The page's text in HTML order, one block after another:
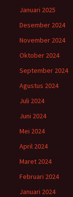
Januari 2025
Desember 2024
November 2024
Oktober 2024
September 2024
Agustus 2024
Juli 2024
Juni 2024
Mei 2024
April 2024
Maret 2024
Februari 2024
Januari 2024